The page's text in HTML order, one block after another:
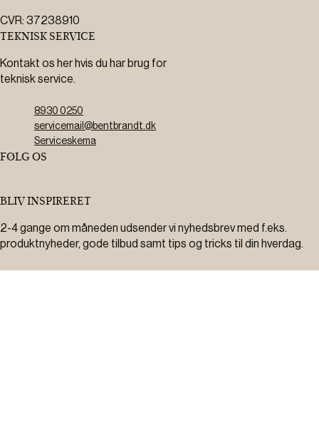
CVR: 37238910
TEKNISK SERVICE
Kontakt os her hvis du har brug for
teknisk service.
8930 0250
servicemail@bentbrandt.dk
Serviceskema
FØLG OS
BLIV INSPIRERET
2-4 gange om måneden udsender vi nyhedsbrev med f.eks.
produktnyheder, gode tilbud samt tips og tricks til din hverdag.